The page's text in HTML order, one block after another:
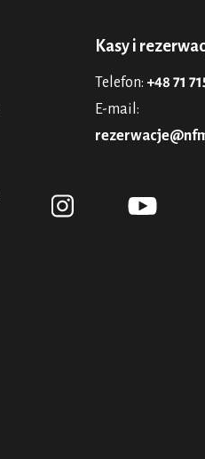
Kasy i
Telefon: +48 71
E-mail: